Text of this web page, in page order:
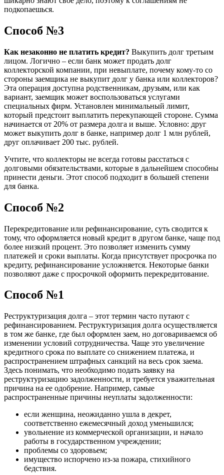
подкопаешься.
Способ №3
Как незаконно не платить кредит? Выкупить долг третьим
лицом. Логично – если банк может продать долг
коллекторской компании, при невыплате, почему кому-то со
стороны заемщика не выкупит долг у банка или коллекторов?
Эта операция доступна родственникам, друзьям, или как
вариант, заемщик может воспользоваться услугами
специальных фирм. Установлен минимальный лимит,
который предстоит выплатить перекупающей стороне. Сумма
начинается от 20% от размера долга и выше. Условно: друг
может выкупить долг в банке, например долг 1 млн рублей,
друг оплачивает 200 тыс. рублей.
Учтите, что коллекторы не всегда готовы расстаться с
долговыми обязательствами, которые в дальнейшем способны
принести деньги. Этот способ подходит в большей степени
для банка.
Способ №2
Перекредитование или рефинансирование, суть сводится к
тому, что оформляется новый кредит в другом банке, чаще под
более низкий процент. Это позволяет изменить сумму
платежей и сроки выплаты. Когда присутствует просрочка по
кредиту, рефинансирование усложняется. Некоторые банки
позволяют даже с просрочкой оформить перекредитование.
Способ №1
Реструктуризация долга – этот термин часто путают с
рефинансированием. Реструктуризация долга осуществляется
в том же банке, где был оформлен заем, но договариваемся об
изменении условий сотрудничества. Чаще это увеличение
кредитного срока по выплате со снижением платежа, и
распространением штрафных санкций на весь срок заема.
Здесь понимать, что необходимо подать заявку на
реструктуризацию задолженности, и требуется уважительная
причина на ее одобрение. Например, самые
распространенные причины неуплаты задолженности:
если женщина, неожиданно ушла в декрет,
соответственно ежемесячный доход уменьшился;
увольнение из коммерческой организации, и начало
работы в государственном учреждении;
проблемы со здоровьем;
имущество испорчено из-за пожара, стихийного
бедствия.